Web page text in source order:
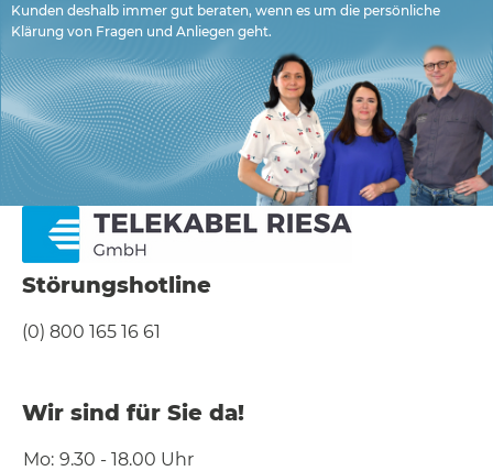
Kunden deshalb immer gut beraten, wenn es um die persönliche
Klärung von Fragen und Anliegen geht.
Störungshotline
(0) 800 165 16 61
Wir sind für Sie da!
Mo: 9.30 - 18.00 Uhr